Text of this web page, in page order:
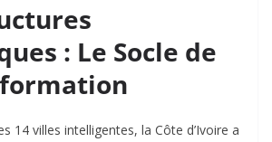
: Le Socle de
14 villes intelligentes, la Côte d’Ivoire a